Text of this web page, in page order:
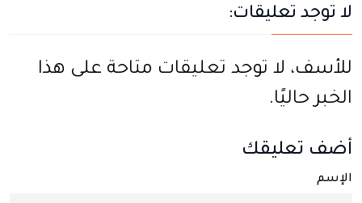
لا توجد تعليقات:
للأسف، لا توجد تعليقات متاحة على هذا
الخبر حاليًا.
أضف تعليقك
الإسم